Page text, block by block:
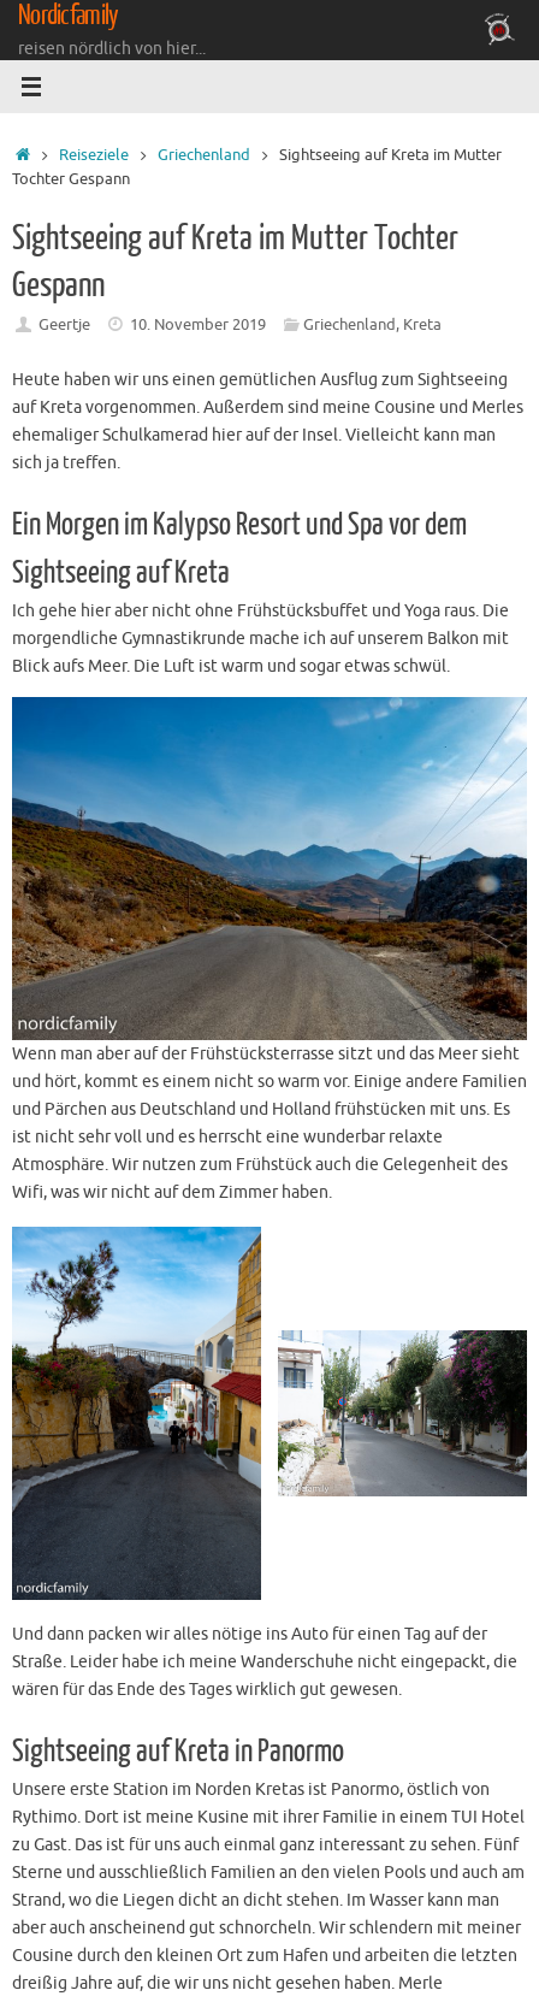
Zum
Inhalt
springen
Nordicfamily
reisen nördlich von hier...
Startseite
Reiseziele Griechenland
Sightseeing auf Kreta im Mutter
Tochter Gespann
Sightseeing auf Kreta im Mutter Tochter
Gespann
Geertje 10. November 2019 Griechenland, Kreta
Heute haben wir uns einen gemütlichen Ausflug zum Sightseeing
auf Kreta vorgenommen. Außerdem sind meine Cousine und Merles
ehemaliger Schulkamerad hier auf der Insel. Vielleicht kann man
sich ja treffen.
Ein Morgen im Kalypso Resort und Spa vor dem
Sightseeing auf Kreta
Ich gehe hier aber nicht ohne Frühstücksbuffet und Yoga raus. Die
morgendliche Gymnastikrunde mache ich auf unserem Balkon mit
Blick aufs Meer. Die Luft ist warm und sogar etwas schwül.
Wenn man aber auf der Frühstücksterrasse sitzt und das Meer sieht
und hört, kommt es einem nicht so warm vor. Einige andere Familien
und Pärchen aus Deutschland und Holland frühstücken mit uns. Es
ist nicht sehr voll und es herrscht eine wunderbar relaxte
Atmosphäre. Wir nutzen zum Frühstück auch die Gelegenheit des
Wifi, was wir nicht auf dem Zimmer haben.
Und dann packen wir alles nötige ins Auto für einen Tag auf der
Straße. Leider habe ich meine Wanderschuhe nicht eingepackt, die
wären für das Ende des Tages wirklich gut gewesen.
Sightseeing auf Kreta in Panormo
Unsere erste Station im Norden Kretas ist Panormo, östlich von
Rythimo. Dort ist meine Kusine mit ihrer Familie in einem TUI Hotel
zu Gast. Das ist für uns auch einmal ganz interessant zu sehen. Fünf
Sterne und ausschließlich Familien an den vielen Pools und auch am
Strand, wo die Liegen dicht an dicht stehen. Im Wasser kann man
aber auch anscheinend gut schnorcheln. Wir schlendern mit meiner
Cousine durch den kleinen Ort zum Hafen und arbeiten die letzten
dreißig Jahre auf, die wir uns nicht gesehen haben. Merle